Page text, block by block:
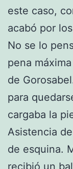
este caso,
acabó por
No se lo
pena
de
para
cargaba la
Asistencia
de esquina.
recibió un